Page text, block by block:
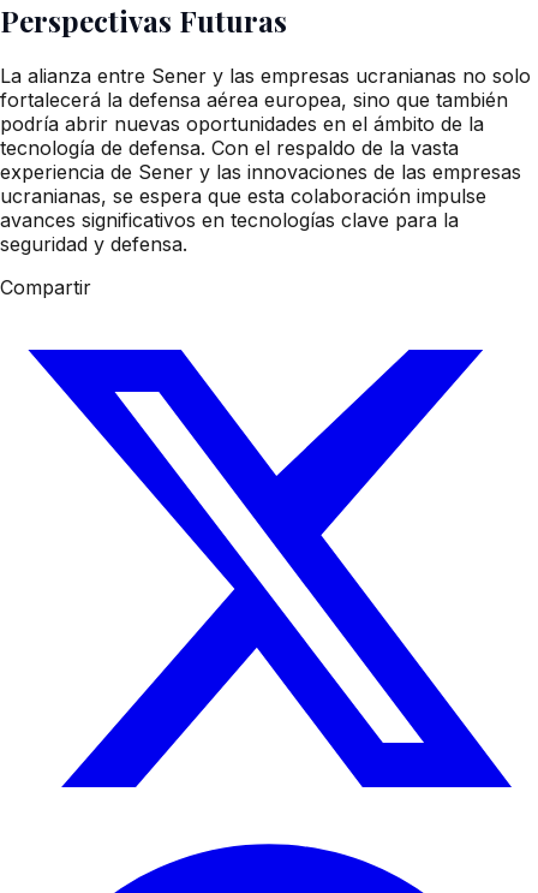
Perspectivas Futuras
La alianza entre Sener y las empresas ucranianas no solo
fortalecerá la defensa aérea europea, sino que también
podría abrir nuevas oportunidades en el ámbito de la
tecnología de defensa. Con el respaldo de la vasta
experiencia de Sener y las innovaciones de las empresas
ucranianas, se espera que esta colaboración impulse
avances significativos en tecnologías clave para la
seguridad y defensa.
Compartir